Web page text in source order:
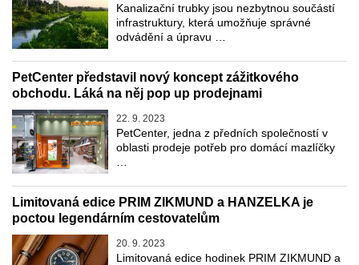
Kanalizační trubky jsou nezbytnou součástí
infrastruktury, která umožňuje správné
odvádění a úpravu …
PetCenter představil nový koncept zážitkového
obchodu. Láká na něj pop up prodejnami
22. 9. 2023
PetCenter, jedna z předních společností v
oblasti prodeje potřeb pro domácí mazlíčky
Limitovaná edice PRIM ZIKMUND a HANZELKA je
poctou legendárním cestovatelům
20. 9. 2023
Limitovaná edice hodinek PRIM ZIKMUND a